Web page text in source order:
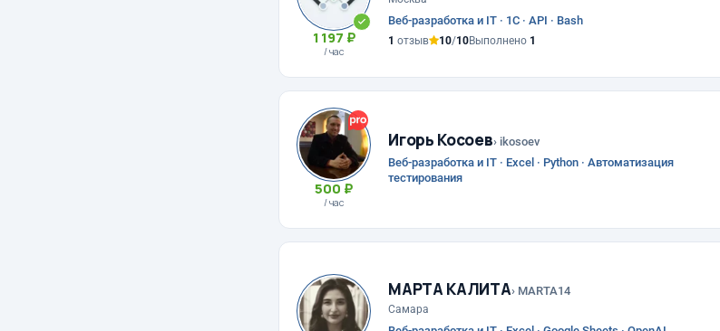
1 197 ₽
/ час
Веб-разработка и IT · 1С · API · Bash
1 отзыв 10/10Выполнено 1
500 ₽
/ час
Игорь Косоев› ikosoev
Веб-разработка и IT · Excel · Python · Автоматизация
тестирования
МАРТА КАЛИТА› MARTA14
Самара